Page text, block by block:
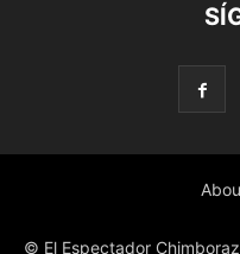
© El Espectador